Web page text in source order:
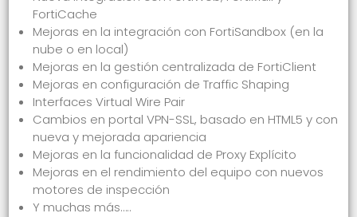
FortiCache
Mejoras en la integración con FortiSandbox (en la
nube o en local)
Mejoras en la gestión centralizada de FortiClient
Mejoras en configuración de Traffic Shaping
Interfaces Virtual Wire Pair
Cambios en portal VPN-SSL, basado en HTML5 y con
nueva y mejorada apariencia
Mejoras en la funcionalidad de Proxy Explícito
Mejoras en el rendimiento del equipo con nuevos
motores de inspección
Y muchas más…..